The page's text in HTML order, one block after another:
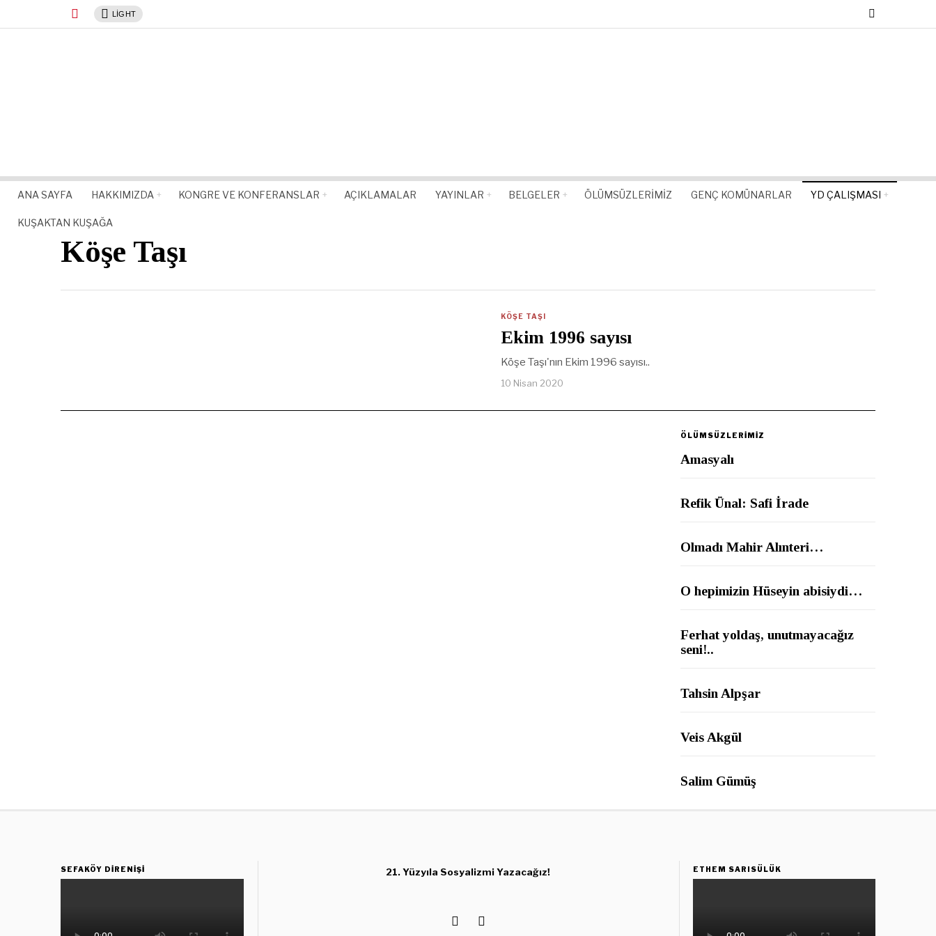
LIGHT
ANA SAYFA HAKKIMIZDA KONGRE VE KONFERANSLAR AÇIKLAMALAR YAYINLAR BELGELER ÖLÜMSÜZLERIMIZ GENÇ KOMÜNARLAR YD ÇALIŞMASI
KUŞAKTAN KUŞAĞA
Köşe Taşı
KÖŞE TAŞI
Ekim 1996 sayısı
Köşe Taşı'nın Ekim 1996 sayısı..
10 Nisan 2020
ÖLÜMSÜZLERİMİZ
Amasyalı
Refik Ünal: Safi İrade
Olmadı Mahir Alınteri…
O hepimizin Hüseyin abisiydi…
Ferhat yoldaş, unutmayacağız
seni!..
Tahsin Alpşar
Veis Akgül
Salim Gümüş
SEFAKÖY DIRENIŞI 21. Yüzyıla Sosyalizmi Yazacağız! ETHEM SARISÜLÜK